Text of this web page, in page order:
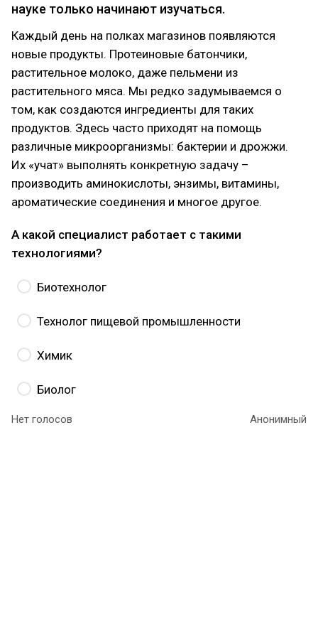
науке только начинают изучаться.
Каждый день на полках магазинов появляются
новые продукты. Протеиновые батончики,
растительное молоко, даже пельмени из
растительного мяса. Мы редко задумываемся о
том, как создаются ингредиенты для таких
продуктов. Здесь часто приходят на помощь
различные микроорганизмы: бактерии и дрожжи.
Их «учат» выполнять конкретную задачу –
производить аминокислоты, энзимы, витамины,
ароматические соединения и многое другое.
А какой специалист работает с такими
технологиями?
Биотехнолог
Технолог пищевой промышленности
Химик
Биолог
Нет голосов Анонимный